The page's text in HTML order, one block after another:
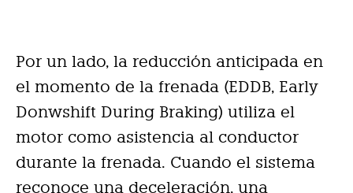
Por un lado, la reducción anticipada en
el momento de la frenada (EDDB, Early
Donwshift During Braking) utiliza el
motor como asistencia al conductor
durante la frenada. Cuando el sistema
reconoce una deceleración, una